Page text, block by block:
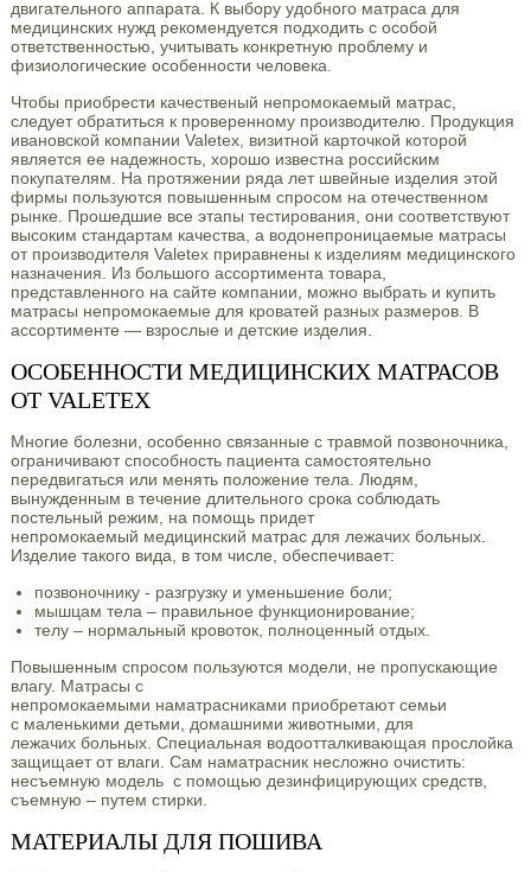
двигательного аппарата. К выбору удобного матраса для
медицинских нужд рекомендуется подходить с особой
ответственностью, учитывать конкретную проблему и
физиологические особенности человека.
Чтобы приобрести качественый непромокаемый матрас,
следует обратиться к проверенному производителю. Продукция
ивановской компании Valetex, визитной карточкой которой
является ее надежность, хорошо известна российским
покупателям. На протяжении ряда лет швейные изделия этой
фирмы пользуются повышенным спросом на отечественном
рынке. Прошедшие все этапы тестирования, они соответствуют
высоким стандартам качества, а водонепроницаемые матрасы
от производителя Valetex приравнены к изделиям медицинского
назначения. Из большого ассортимента товара,
представленного на сайте компании, можно выбрать и купить
матрасы непромокаемые для кроватей разных размеров. В
ассортименте — взрослые и детские изделия.
ОСОБЕННОСТИ МЕДИЦИНСКИХ МАТРАСОВ
ОТ VALETEX
Многие болезни, особенно связанные с травмой позвоночника,
ограничивают способность пациента самостоятельно
передвигаться или менять положение тела. Людям,
вынужденным в течение длительного срока соблюдать
постельный режим, на помощь придет
непромокаемый медицинский матрас для лежачих больных.
Изделие такого вида, в том числе, обеспечивает:
позвоночнику - разгрузку и уменьшение боли;
мышцам тела – правильное функционирование;
телу – нормальный кровоток, полноценный отдых.
Повышенным спросом пользуются модели, не пропускающие
влагу. Матрасы с
непромокаемыми наматрасниками приобретают семьи
с маленькими детьми, домашними животными, для
лежачих больных. Специальная водоотталкивающая прослойка
защищает от влаги. Сам наматрасник несложно очистить:
несъемную модель с помощью дезинфицирующих средств,
съемную – путем стирки.
МАТЕРИАЛЫ ДЛЯ ПОШИВА